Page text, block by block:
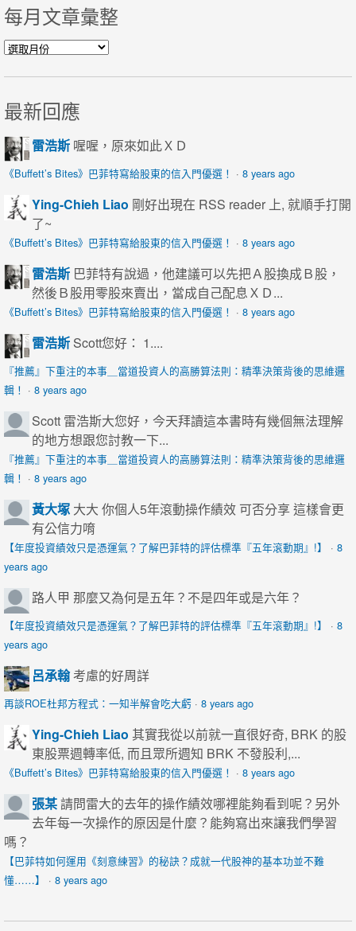
每月文章彙整
每月文章彙整
最新回應
雷浩斯 喔喔，原來如此ＸＤ
《Buffett’s Bites》巴菲特寫給股東的信入門優選！ · 8 years ago
Ying-Chieh Liao 剛好出現在 RSS reader 上, 就順手打開
了~
《Buffett’s Bites》巴菲特寫給股東的信入門優選！ · 8 years ago
雷浩斯 巴菲特有說過，他建議可以先把Ａ股換成Ｂ股，
然後Ｂ股用零股來賣出，當成自己配息ＸＤ...
《Buffett’s Bites》巴菲特寫給股東的信入門優選！ · 8 years ago
雷浩斯 Scott您好： 1....
『推薦』下重注的本事＿當道投資人的高勝算法則：精準決策背後的思維邏
輯！ · 8 years ago
Scott 雷浩斯大您好，今天拜讀這本書時有幾個無法理解
的地方想跟您討教一下...
『推薦』下重注的本事＿當道投資人的高勝算法則：精準決策背後的思維邏
輯！ · 8 years ago
黃大塚 大大 你個人5年滾動操作績效 可否分享 這樣會更
有公信力唷
【年度投資績效只是憑運氣？了解巴菲特的評估標準『五年滾動期』!】 · 8
years ago
路人甲 那麼又為何是五年？不是四年或是六年？
【年度投資績效只是憑運氣？了解巴菲特的評估標準『五年滾動期』!】 · 8
years ago
呂承翰考慮的好周詳
再談ROE杜邦方程式：一知半解會吃大虧 · 8 years ago
Ying-Chieh Liao 其實我從以前就一直很好奇, BRK 的股
東股票週轉率低, 而且眾所週知 BRK 不發股利,...
《Buffett’s Bites》巴菲特寫給股東的信入門優選！ · 8 years ago
張某請問雷大的去年的操作績效哪裡能夠看到呢？另外
去年每一次操作的原因是什麼？能夠寫出來讓我們學習
嗎？
【巴菲特如何運用《刻意練習》的秘訣？成就一代股神的基本功並不難
懂……】
· 8 years ago